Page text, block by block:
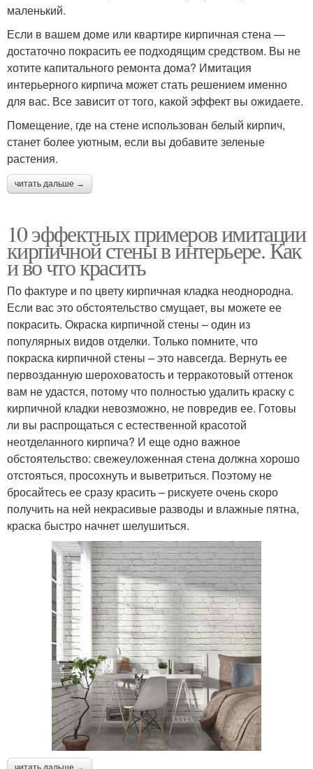
маленький.
Если в вашем доме или квартире кирпичная стена —
достаточно покрасить ее подходящим средством. Вы не
хотите капитального ремонта дома? Имитация
интерьерного кирпича может стать решением именно
для вас. Все зависит от того, какой эффект вы ожидаете.
Помещение, где на стене использован белый кирпич,
станет более уютным, если вы добавите зеленые
растения.
читать дальше →
10 эффектных примеров имитации
кирпичной стены в интерьере. Как
и во что красить
По фактуре и по цвету кирпичная кладка неоднородна.
Если вас это обстоятельство смущает, вы можете ее
покрасить. Окраска кирпичной стены – один из
популярных видов отделки. Только помните, что
покраска кирпичной стены – это навсегда. Вернуть ее
первозданную шероховатость и терракотовый оттенок
вам не удастся, потому что полностью удалить краску с
кирпичной кладки невозможно, не повредив ее. Готовы
ли вы распрощаться с естественной красотой
неотделанного кирпича? И еще одно важное
обстоятельство: свежеуложенная стена должна хорошо
отстояться, просохнуть и выветриться. Поэтому не
бросайтесь ее сразу красить – рискуете очень скоро
получить на ней некрасивые разводы и влажные пятна,
краска быстро начнет шелушиться.